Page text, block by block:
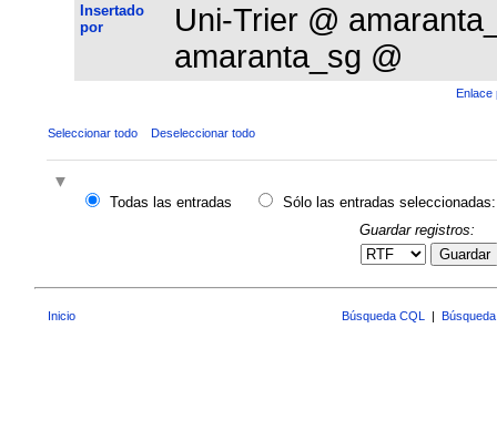
Insertado
por
Uni-Trier @
amaranta_sg @
Enlace
Seleccionar todo Deseleccionar todo
Todas las entradas
Sólo las entradas seleccionadas:
Guardar registros:
Guardar
Inicio Búsqueda CQL